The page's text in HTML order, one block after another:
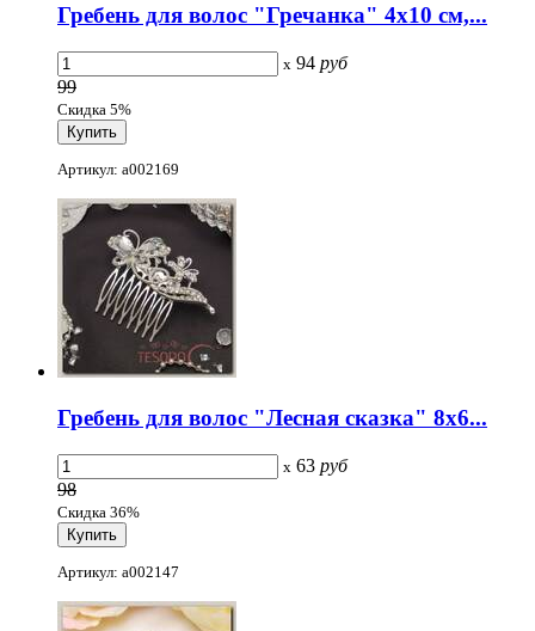
Гребень для волос "Гречанка" 4x10 см,...
x 94 руб
99
Скидка 5%
Артикул: a002169
Гребень для волос "Лесная сказка" 8x6...
x 63 руб
98
Скидка 36%
Артикул: a002147